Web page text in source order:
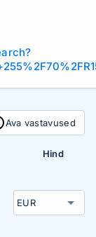
Ava vastavused
Hind